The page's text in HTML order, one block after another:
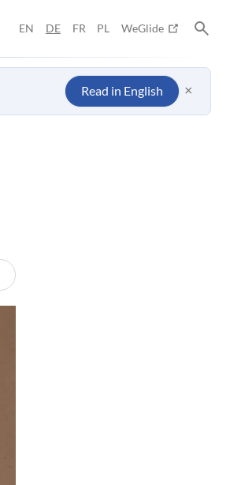
EN DE FR PL WeGlide
Read in English ×